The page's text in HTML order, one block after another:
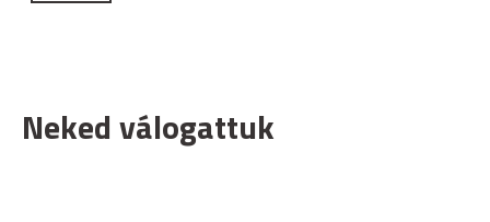
Neked válogattuk